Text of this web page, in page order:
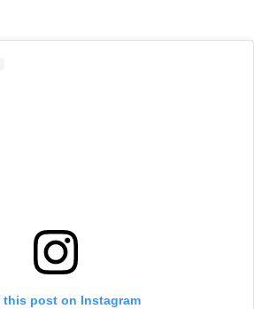
this post on Instagram